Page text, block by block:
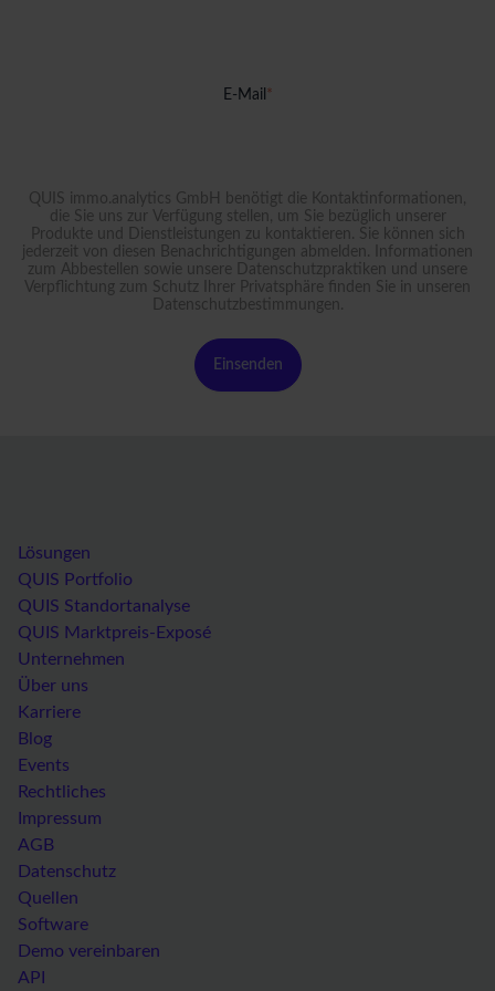
E-Mail *
QUIS immo.analytics GmbH benötigt die Kontaktinformationen,
die Sie uns zur Verfügung stellen, um Sie bezüglich unserer
Produkte und Dienstleistungen zu kontaktieren. Sie können sich
jederzeit von diesen Benachrichtigungen abmelden. Informationen
zum Abbestellen sowie unsere Datenschutzpraktiken und unsere
Verpflichtung zum Schutz Ihrer Privatsphäre finden Sie in unseren
Datenschutzbestimmungen .
Lösungen
QUIS Portfolio
QUIS Standortanalyse
QUIS Marktpreis-Exposé
Unternehmen
Über uns
Karriere
Blog
Events
Rechtliches
Impressum
AGB
Datenschutz
Quellen
Software
Demo vereinbaren
API